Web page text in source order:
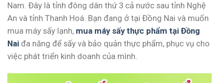
Nam. Đây là tỉnh đông dân thứ 3 cả nước sau tỉnh Nghệ
An và tỉnh Thanh Hoá. Bạn đang ở tại Đồng Nai và muốn
mua máy sấy lạnh, mua máy sấy thực phẩm tại Đồng
Nai đa năng để sấy và bảo quản thực phẩm, phục vụ cho
việc phát triển kinh doanh của mình.